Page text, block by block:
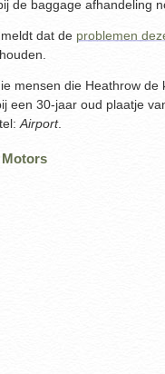
de baggage afhandeling
dat de problemen
mensen die Heathrow de
een 30-jaar oud plaatje
Airport.